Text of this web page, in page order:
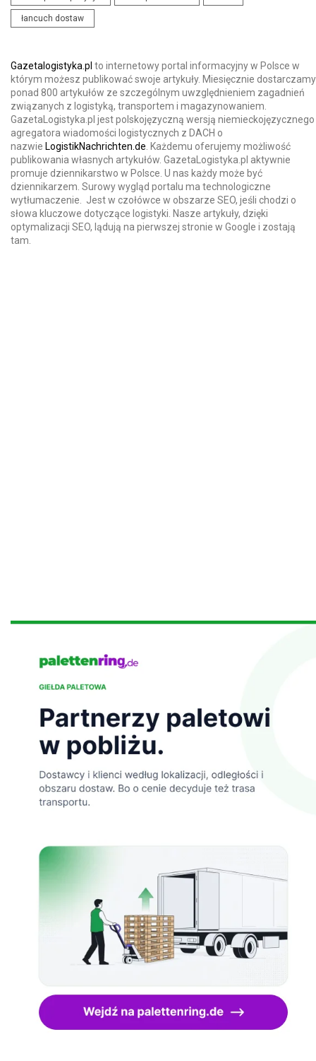
łancuch dostaw
Gazetalogistyka.pl to internetowy portal informacyjny w Polsce w
którym możesz publikować swoje artykuły. Miesięcznie dostarczamy
ponad 800 artykułów ze szczególnym uwzględnieniem zagadnień
związanych z logistyką, transportem i magazynowaniem.
GazetaLogistyka.pl jest polskojęzyczną wersją niemieckojęzycznego
agregatora wiadomości logistycznych z DACH o
nazwie LogistikNachrichten.de. Każdemu oferujemy możliwość
publikowania własnych artykułów. GazetaLogistyka.pl aktywnie
promuje dziennikarstwo w Polsce. U nas każdy może być
dziennikarzem. Surowy wygląd portalu ma technologiczne
wytłumaczenie. Jest w czołówce w obszarze SEO, jeśli chodzi o
słowa kluczowe dotyczące logistyki. Nasze artykuły, dzięki
optymalizacji SEO, lądują na pierwszej stronie w Google i zostają
tam.